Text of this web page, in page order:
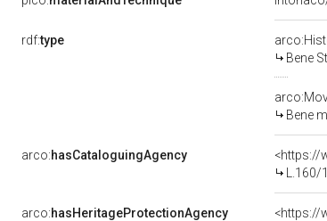
rdf:type
Bene
Bene
arco:hasCataloguingAgency
<https://
arco:hasHeritageProtectionAgency
<https://